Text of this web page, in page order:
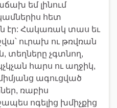
եմ լինում
հետ
էր: Հակառակ տաս եւ
ուրախ ու թռվռան
տեղները չգտնող,
հարս ու աղջիկ,
ագուցված
ռաբիս
ոգելից խմիչքից